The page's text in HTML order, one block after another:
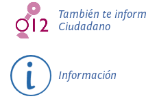
También te
Ciudadano
Información